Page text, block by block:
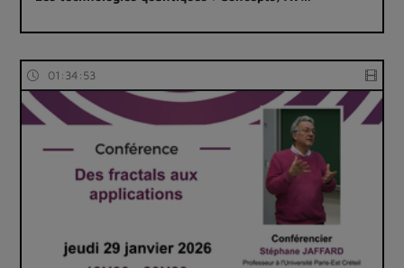
01:34:53